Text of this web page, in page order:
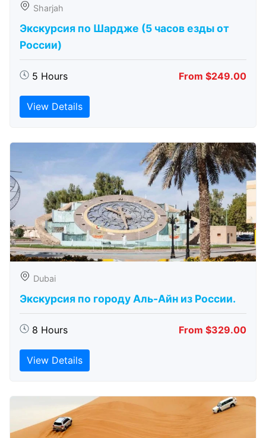
Sharjah
Экскурсия по Шардже (5 часов езды от
России)
5 Hours From $249.00
View Details
Dubai
Экскурсия по городу Аль-Айн из России.
8 Hours From $329.00
View Details